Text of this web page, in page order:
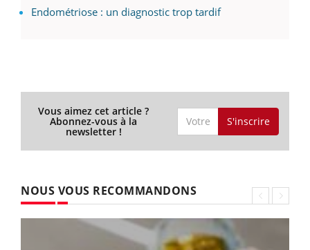
Endométriose : un diagnostic trop tardif
Vous aimez cet article ?
Abonnez-vous à la
newsletter !
S'inscrire
NOUS VOUS RECOMMANDONS